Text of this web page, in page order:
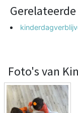
Foto's van